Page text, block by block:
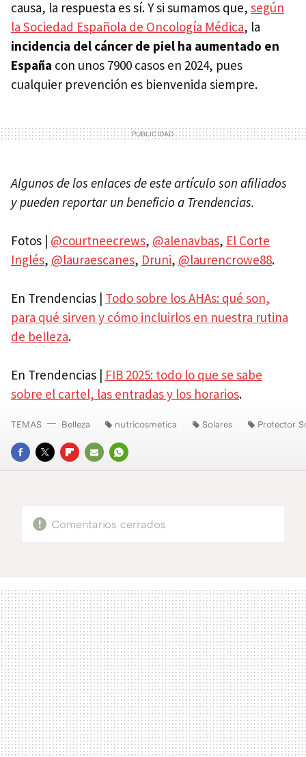
causa, la respuesta es sí. Y si sumamos que, según
la Sociedad Española de Oncología Médica, la
incidencia del cáncer de piel ha aumentado en
España con unos 7900 casos en 2024, pues
cualquier prevención es bienvenida siempre.
Algunos de los enlaces de este artículo son afiliados
y pueden reportar un beneficio a Trendencias.
Fotos | @courtneecrews, @alenavbas, El Corte
Inglés, @lauraescanes, Druni, @laurencrowe88.
En Trendencias | Todo sobre los AHAs: qué son,
para qué sirven y cómo incluirlos en nuestra rutina
de belleza.
En Trendencias | FIB 2025: todo lo que se sabe
sobre el cartel, las entradas y los horarios.
FACEBOOK
TWITTERFLIPBOARD
E-
WHATSAPP
TEMAS Belleza nutricosmetica Solares Protector
Comentarios cerrados